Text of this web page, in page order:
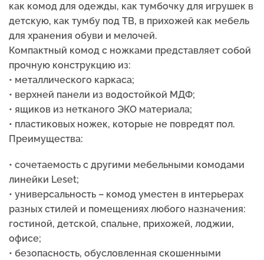
как комод для одежды, как тумбочку для игрушек в
детскую, как тумбу под ТВ, в прихожей как мебель
для хранения обуви и мелочей.
Компактный комод с ножками представляет собой
прочную конструкцию из:
• металлического каркаса;
• верхней панели из водостойкой МДФ;
• ящиков из нетканого ЭКО материала;
• пластиковых ножек, которые не повредят пол.
Преимущества:
• cочетаемость с другими мебельными комодами
линейки Leset;
• универсальность – комод уместен в интерьерах
разных стилей и помещениях любого назначения:
гостиной, детской, спальне, прихожей, лоджии,
офисе;
• безопасность, обусловленная скошенными